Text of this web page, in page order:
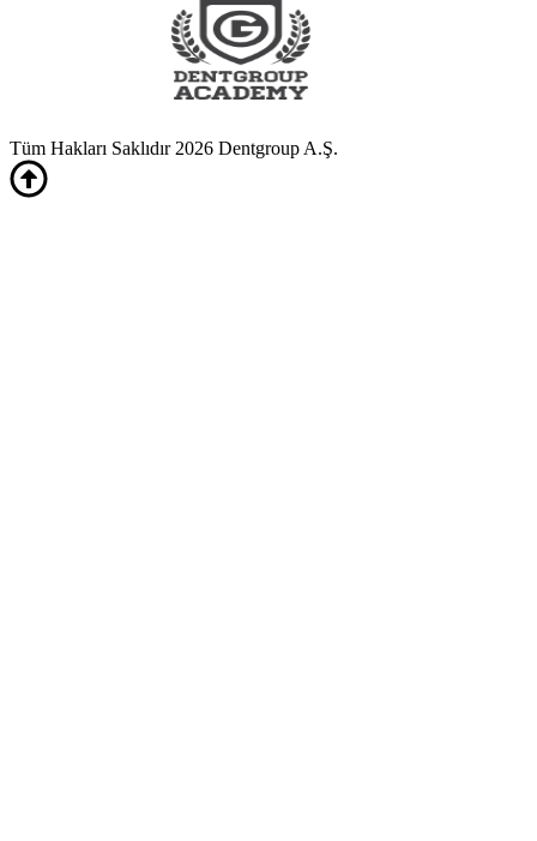
Tüm Hakları Saklıdır 2026 Dentgroup A.Ş.